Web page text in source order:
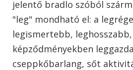
jelentő bradlo szóból
"leg" mondható el: a
legismertebb, leghosszabb,
képződményekben
cseppkőbarlang, sőt